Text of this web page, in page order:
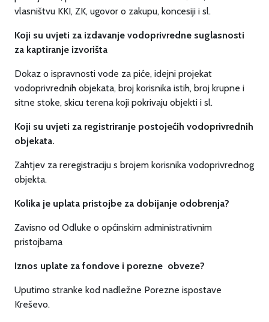
vlasništvu KKI, ZK, ugovor o zakupu, koncesiji i sl.
Koji su uvjeti za izdavanje vodoprivredne suglasnosti
za kaptiranje izvorišta
Dokaz o ispravnosti vode za piće, idejni projekat
vodoprivrednih objekata, broj korisnika istih, broj krupne i
sitne stoke, skicu terena koji pokrivaju objekti i sl.
Koji su uvjeti za registriranje postojećih vodoprivrednih
objekata.
Zahtjev za reregistraciju s brojem korisnika vodoprivrednog
objekta.
Kolika je uplata pristojbe za dobijanje odobrenja?
Zavisno od Odluke o općinskim administrativnim
pristojbama
Iznos uplate za fondove i porezne obveze?
Uputimo stranke kod nadležne Porezne ispostave
Kreševo.